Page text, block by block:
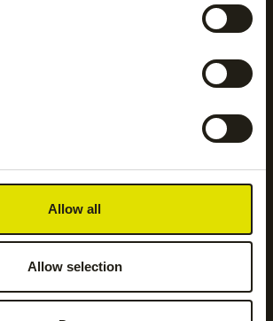
Allow all
Allow selection
Shorts